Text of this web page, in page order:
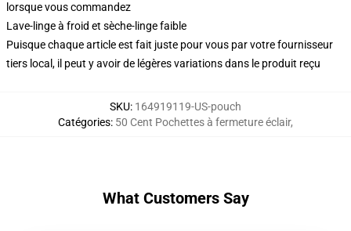
lorsque vous commandez
Lave-linge à froid et sèche-linge faible
Puisque chaque article est fait juste pour vous par votre fournisseur
tiers local, il peut y avoir de légères variations dans le produit reçu
SKU: 164919119-US-pouch
Catégories: 50 Cent Pochettes à fermeture éclair,
What Customers Say